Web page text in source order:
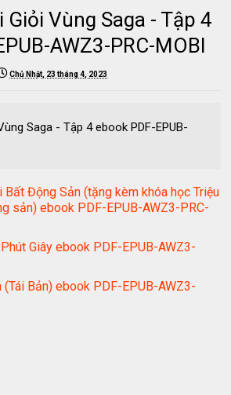
Giỏi Vùng Saga - Tập 4
AWZ3-PRC-MOBI
Chủ Nhật, 23 tháng 4, 2023
Saga - Tập 4 ebook PDF-EPUB-
Bất Động Sản (tặng kèm khóa học Triệu
sản) ebook PDF-EPUB-AWZ3-PRC-
Giây ebook PDF-EPUB-AWZ3-
Bản) ebook PDF-EPUB-AWZ3-